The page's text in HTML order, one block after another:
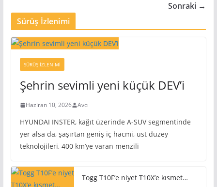
Sonraki →
Sürüş İzlenimi
SÜRÜŞ İZLENIMI
Şehrin sevimli yeni küçük DEV’i
Haziran 10, 2026 Avcı
HYUNDAI INSTER, kağıt üzerinde A-SUV segmentinde
yer alsa da, şaşırtan geniş iç hacmi, üst düzey
teknolojileri, 400 km’ye varan menzili
Togg T10F’e niyet T10X’e kısmet…